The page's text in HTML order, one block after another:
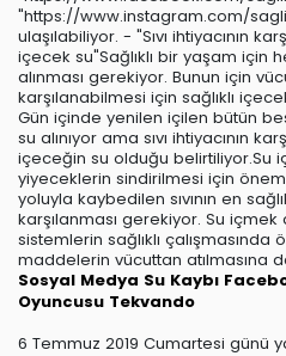
"https://www.instagram.com/
ulaşılabiliyor. - "Sıvı ihtiyacının
içecek su"Sağlıklı bir yaşam için
alınması gerekiyor. Bunun için
karşılanabilmesi için sağlıklı
Gün içinde yenilen içilen bütün
su alınıyor ama sıvı ihtiyacının
içeceğin su olduğu belirtiliyor.Su
yiyeceklerin sindirilmesi için
yoluyla kaybedilen sıvının en
karşılanması gerekiyor. Su
sistemlerin sağlıklı
maddelerin vücuttan atılmasına
Sosyal Medya Su Kaybı
Oyuncusu Tekvando
6 Temmuz 2019 Cumartesi günü